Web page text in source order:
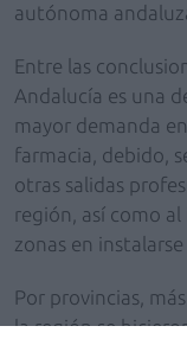
autónoma
Entre las
Andalucía es una
mayor demanda
farmacia, debido,
otras salidas
región, así como
zonas en instalarse
Por provincias,
la región se